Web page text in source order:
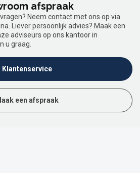
afspraak
Neem contact met ons op via
Liever persoonlijk advies? Maak een
adviseurs op ons kantoor in
u graag.
Klantenservice
een afspraak